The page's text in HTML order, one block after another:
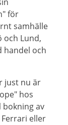
för
samhälle
och Lund,
handel och
just nu är
hos
bokning av
eller